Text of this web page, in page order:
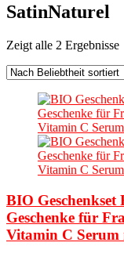
SatinNaturel
Zeigt alle 2 Ergebnisse
BIO
Geschenke für
Vitamin C